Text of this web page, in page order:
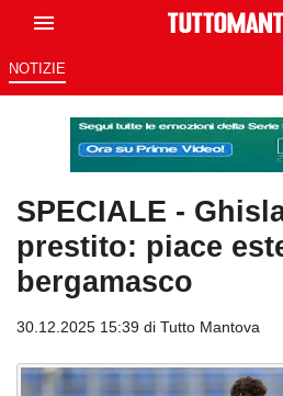
NOTIZIE
SPECIALE -
prestito: piace
bergamasco
30.12.2025 15:39 di Tutto Mantova